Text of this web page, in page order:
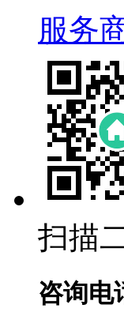
服务
扫描
咨询电